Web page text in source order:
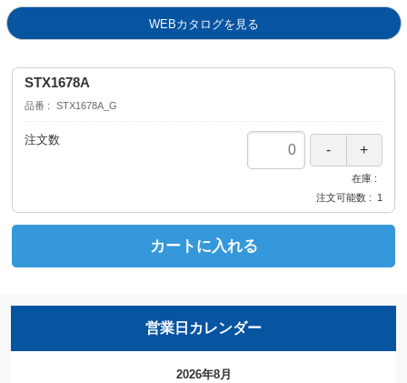
WEBカタログを見る
STX1678A
品番 STX1678A_G
注文数
在庫
注文可能数
1
カートに入れる
営業日カレンダー
2026年8月